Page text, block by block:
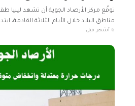
توقّع مركز الأرصاد الجوية أن تشهد ليبيا
02-2026، مصحوبًا برياح نشطة خاصة على مناطق الشمال الغربي
6 أشهر قبل